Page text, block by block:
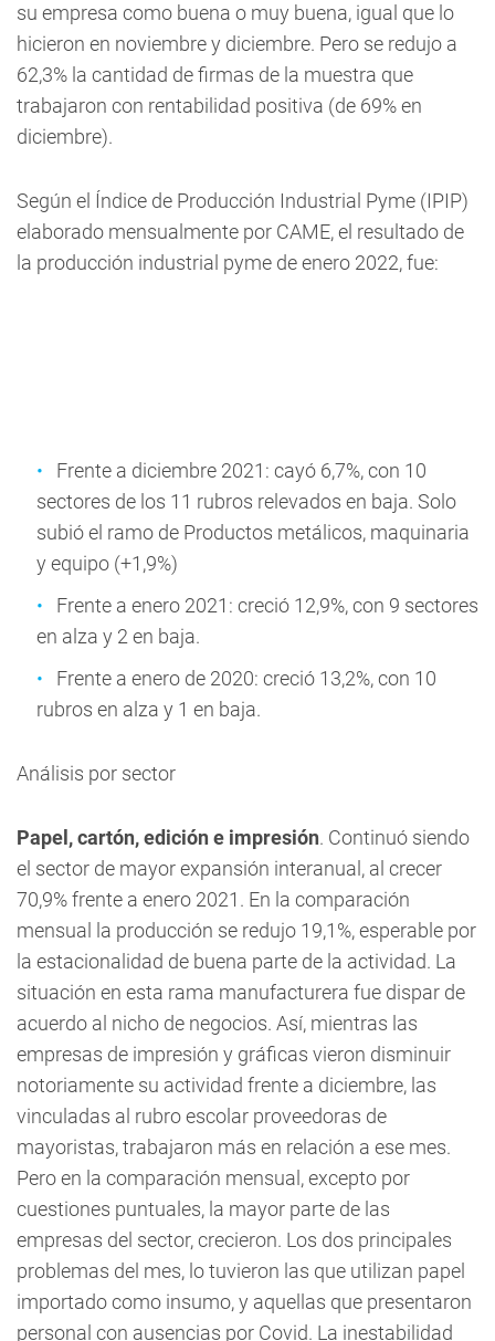
su empresa como buena o muy buena, igual que lo
hicieron en noviembre y diciembre. Pero se redujo a
62,3% la cantidad de firmas de la muestra que
trabajaron con rentabilidad positiva (de 69% en
diciembre).
Según el Índice de Producción Industrial Pyme (IPIP)
elaborado mensualmente por CAME, el resultado de
la producción industrial pyme de enero 2022, fue:
Frente a diciembre 2021: cayó 6,7%, con 10
sectores de los 11 rubros relevados en baja. Solo
subió el ramo de Productos metálicos, maquinaria
y equipo (+1,9%)
Frente a enero 2021: creció 12,9%, con 9 sectores
en alza y 2 en baja.
Frente a enero de 2020: creció 13,2%, con 10
rubros en alza y 1 en baja.
Análisis por sector
Papel, cartón, edición e impresión. Continuó siendo
el sector de mayor expansión interanual, al crecer
70,9% frente a enero 2021. En la comparación
mensual la producción se redujo 19,1%, esperable por
la estacionalidad de buena parte de la actividad. La
situación en esta rama manufacturera fue dispar de
acuerdo al nicho de negocios. Así, mientras las
empresas de impresión y gráficas vieron disminuir
notoriamente su actividad frente a diciembre, las
vinculadas al rubro escolar proveedoras de
mayoristas, trabajaron más en relación a ese mes.
Pero en la comparación mensual, excepto por
cuestiones puntuales, la mayor parte de las
empresas del sector, crecieron. Los dos principales
problemas del mes, lo tuvieron las que utilizan papel
importado como insumo, y aquellas que presentaron
personal con ausencias por Covid. La inestabilidad